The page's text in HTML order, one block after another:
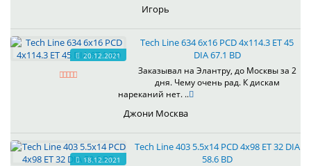
Игорь
20.12.2021
Tech Line 634 6x16 PCD 4x114.3 ET 45
DIA 67.1 BD
Заказывал на Элантру, до Москвы за 2
дня. Чему очень рад. К дискам
нареканий нет. ..
Джони Москва
18.12.2021
Tech Line 403 5.5x14 PCD 4x98 ET 32 DIA
58.6 BD